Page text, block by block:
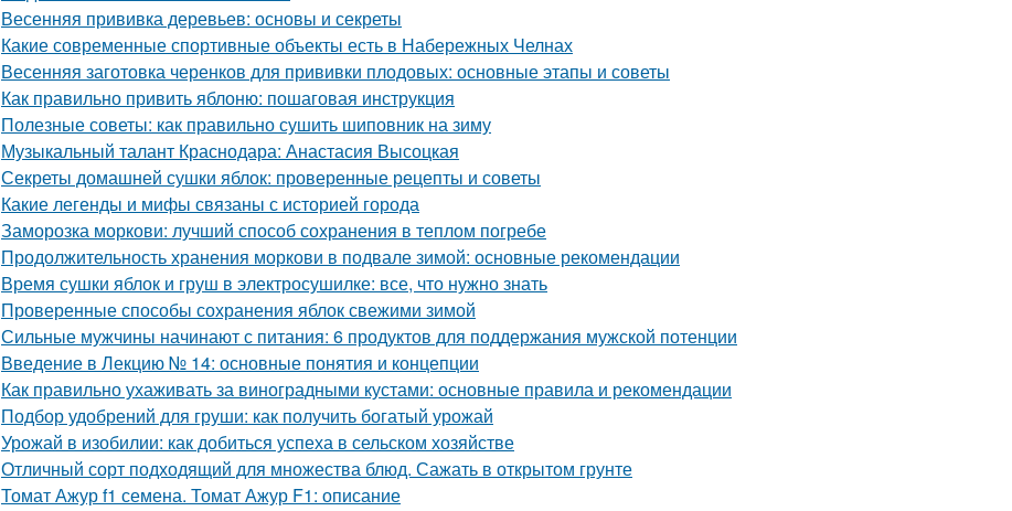
Весенняя прививка деревьев: основы и секреты
Какие современные спортивные объекты есть в Набережных Челнах
Весенняя заготовка черенков для прививки плодовых: основные этапы и советы
Как правильно привить яблоню: пошаговая инструкция
Полезные советы: как правильно сушить шиповник на зиму
Музыкальный талант Краснодара: Анастасия Высоцкая
Секреты домашней сушки яблок: проверенные рецепты и советы
Какие легенды и мифы связаны с историей города
Заморозка моркови: лучший способ сохранения в теплом погребе
Продолжительность хранения моркови в подвале зимой: основные рекомендации
Время сушки яблок и груш в электросушилке: все, что нужно знать
Проверенные способы сохранения яблок свежими зимой
Сильные мужчины начинают с питания: 6 продуктов для поддержания мужской потенции
Введение в Лекцию № 14: основные понятия и концепции
Как правильно ухаживать за виноградными кустами: основные правила и рекомендации
Подбор удобрений для груши: как получить богатый урожай
Урожай в изобилии: как добиться успеха в сельском хозяйстве
Отличный сорт подходящий для множества блюд. Сажать в открытом грунте
Томат Ажур f1 семена. Томат Ажур F1: описание